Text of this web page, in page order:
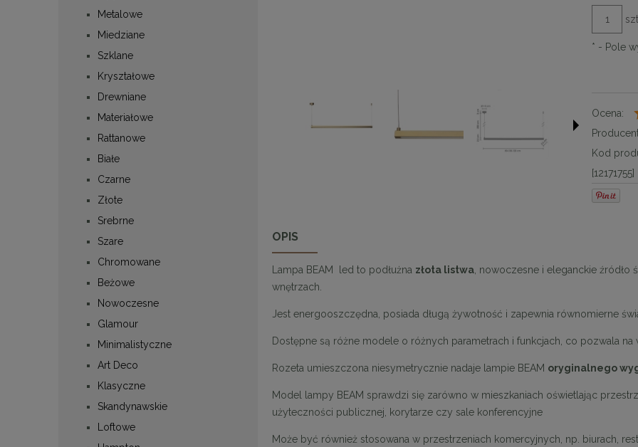
Metalowe
Miedziane
Szklane
Kryształowe
Drewniane
Materiałowe
Rattanowe
Białe
Czarne
Złote
Srebrne
Szare
Chromowane
Beżowe
Nowoczesne
Glamour
Minimalistyczne
Art Deco
Klasyczne
Skandynawskie
Loftowe
* - Pole
Ocena:
Kod
[12171755]
OPIS
Lampa BEAM led to podłużna złota listwa , nowoczesne i eleganckie źródło
wnętrzach.
Jest energooszczędna, posiada długą żywotność i zapewnia równomierne
Dostępne są różne modele o różnych parametrach i funkcjach, co pozwala
Rozeta umieszczona niesymetrycznie nadaje lampie BEAM oryginalnego
Model lampy BEAM sprawdzi się zarówno w mieszkaniach oświetlając
użyteczności publicznej, korytarze czy sale konferencyjne
Może być również stosowana w przestrzeniach komercyjnych, np. biurach,